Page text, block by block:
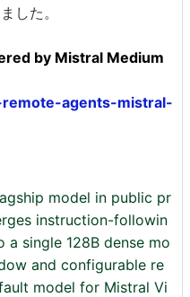
した。
by Mistral Medium
agents-mistral-
model in public pr
instruction-followin
single 128B dense mo
and configurable re
model for Mistral Vi